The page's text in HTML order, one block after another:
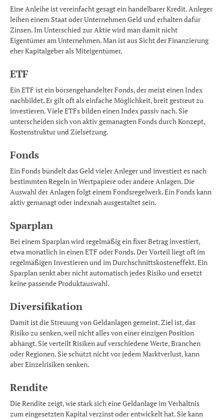
Eine Anleihe ist vereinfacht gesagt ein handelbarer Kredit. Anleger
leihen einem Staat oder Unternehmen Geld und erhalten dafür
Zinsen. Im Unterschied zur Aktie wird man damit nicht
Eigentümer am Unternehmen. Man ist aus Sicht der Finanzierung
eher Kapitalgeber als Miteigentümer.
ETF
Ein ETF ist ein börsengehandelter Fonds, der meist einen Index
nachbildet. Er gilt oft als einfache Möglichkeit, breit gestreut zu
investieren. Viele ETFs bilden einen Index passiv nach. Sie
unterscheiden sich von aktiv gemanagten Fonds durch Konzept,
Kostenstruktur und Zielsetzung.
Fonds
Ein Fonds bündelt das Geld vieler Anleger und investiert es nach
bestimmten Regeln in Wertpapiere oder andere Anlagen. Die
Auswahl der Anlagen folgt einem Fondsregelwerk. Ein Fonds kann
aktiv gemanagt oder indexnah ausgestaltet sein.
Sparplan
Bei einem Sparplan wird regelmäßig ein fixer Betrag investiert,
etwa monatlich in einen ETF oder Fonds. Der Vorteil liegt oft im
regelmäßigen Investieren und im Durchschnittskosteneffekt. Ein
Sparplan senkt aber nicht automatisch jedes Risiko und ersetzt
keine passende Produktauswahl.
Diversifikation
Damit ist die Streuung von Geldanlagen gemeint. Ziel ist, das
Risiko zu senken, weil nicht alles von einer einzigen Position
abhängt. Sie verteilt Risiken auf verschiedene Werte, Branchen
oder Regionen. Sie schützt nicht vor jedem Marktverlust, kann
aber Einzelrisiken senken.
Rendite
Die Rendite zeigt, wie stark sich eine Geldanlage im Verhältnis
zum eingesetzten Kapital verzinst oder entwickelt hat. Sie kann